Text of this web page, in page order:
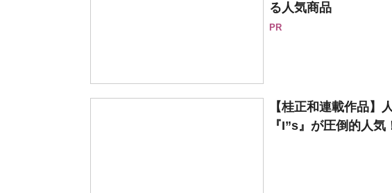
る人気商品
PR
【桂正和連載作品
『I”s』が圧倒的人気